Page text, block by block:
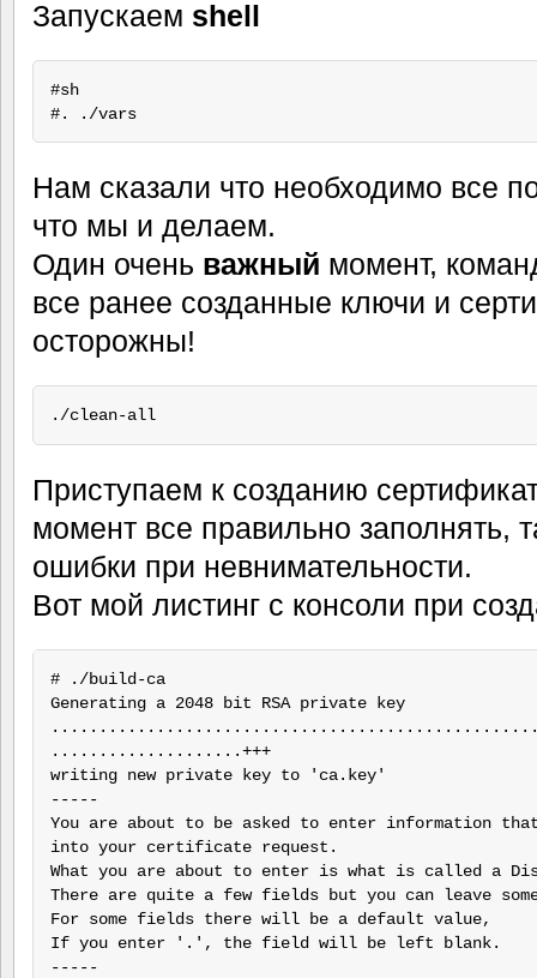
Запускаем shell
#sh
#. ./vars
Нам сказали что необходимо все
что мы и делаем.
Один очень важный момент,
все ранее созданные ключи и
осторожны!
./clean-all
Приступаем к созданию
момент все правильно заполнять,
ошибки при невнимательности.
Вот мой листинг с консоли при
# ./build-ca
Generating a 2048 bit RSA private key
....................+++
writing new private key to 'ca.key'
-----
You are about to be asked to enter information
into your certificate request.
What you are about to enter is what is called a
There are quite a few fields but you can leave
For some fields there will be a default value,
If you enter '.', the field will be left blank.
-----